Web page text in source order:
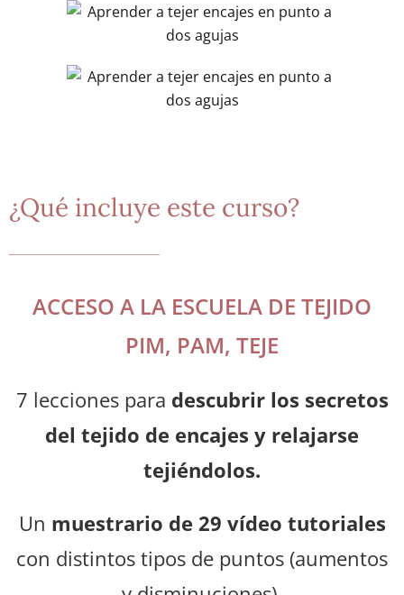
¿Qué incluye este curso?
ACCESO A LA ESCUELA DE TEJIDO
PIM, PAM, TEJE
7 lecciones para descubrir los secretos
del tejido de encajes y relajarse
tejiéndolos.
Un muestrario de 29 vídeo tutoriales
con distintos tipos de puntos (aumentos